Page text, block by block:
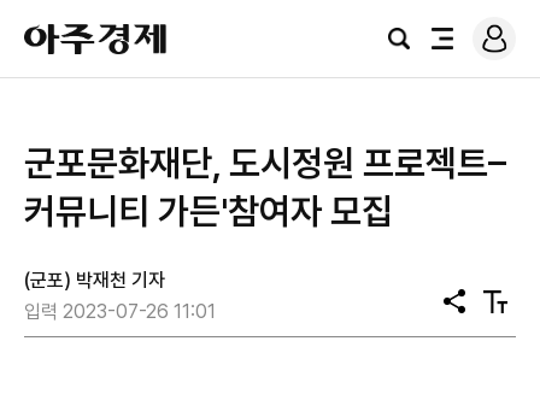
아
주
경
검
전
로
그
군포문화재단, 도시정원 프로젝트–
커뮤니티 가든'참여자 모집
(군포) 박재천 기자
입력 2023-07-26 11:01
공
유
텍
스